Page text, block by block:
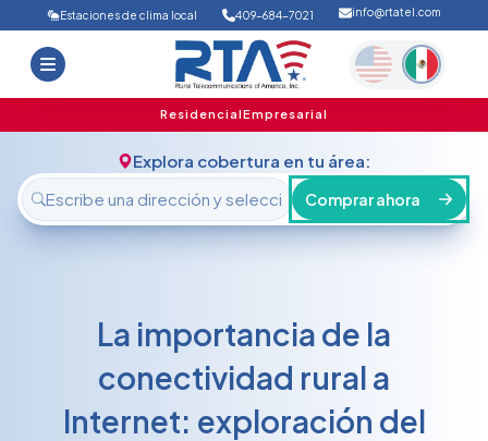
Inicio
Ofertas
Soporte
FAQ
Iniciar sesión
Estaciones de clima local 409-684-7021 info@rtatel.com
ResidencialEmpresarial
Explora cobertura en tu área:
Comprar ahora
La importancia de la
conectividad rural a
Internet: exploración del